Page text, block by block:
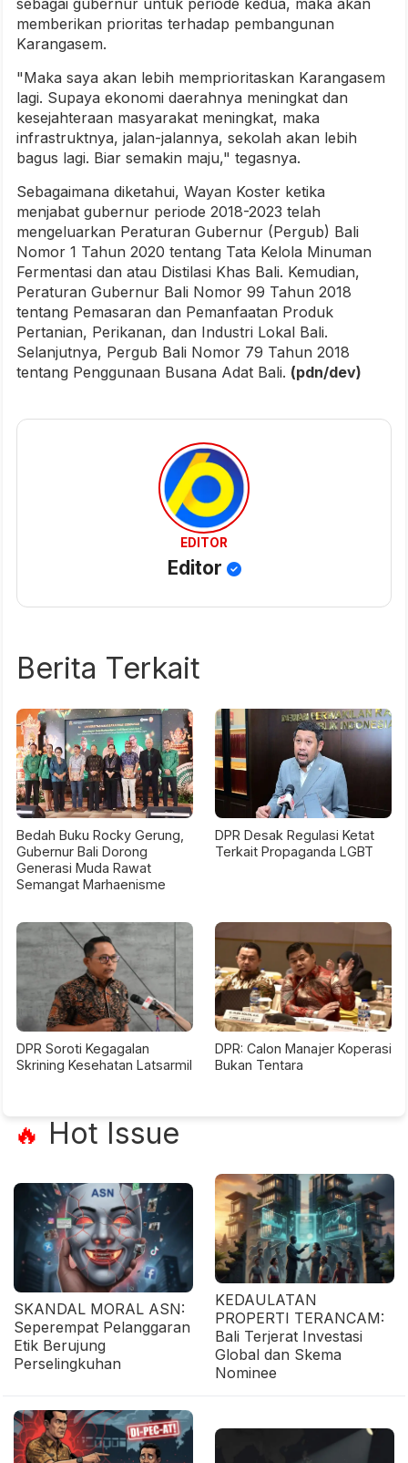
sebagai gubernur untuk periode kedua, maka akan
memberikan prioritas terhadap pembangunan
Karangasem.
"Maka saya akan lebih memprioritaskan Karangasem
lagi. Supaya ekonomi daerahnya meningkat dan
kesejahteraan masyarakat meningkat, maka
infrastruktnya, jalan-jalannya, sekolah akan lebih
bagus lagi. Biar semakin maju," tegasnya.
Sebagaimana diketahui, Wayan Koster ketika
menjabat gubernur periode 2018-2023 telah
mengeluarkan Peraturan Gubernur (Pergub) Bali
Nomor 1 Tahun 2020 tentang Tata Kelola Minuman
Fermentasi dan atau Distilasi Khas Bali. Kemudian,
Peraturan Gubernur Bali Nomor 99 Tahun 2018
tentang Pemasaran dan Pemanfaatan Produk
Pertanian, Perikanan, dan Industri Lokal Bali.
Selanjutnya, Pergub Bali Nomor 79 Tahun 2018
tentang Penggunaan Busana Adat Bali. (pdn/dev)
EDITOR
Editor
Berita Terkait
Bedah Buku Rocky Gerung,
Gubernur Bali Dorong
Generasi Muda Rawat
Semangat Marhaenisme
DPR Desak Regulasi Ketat
Terkait Propaganda LGBT
DPR Soroti Kegagalan
Skrining Kesehatan Latsarmil
DPR: Calon Manajer Koperasi
Bukan Tentara
🔥 Hot Issue
SKANDAL MORAL ASN:
Seperempat Pelanggaran
Etik Berujung
Perselingkuhan
KEDAULATAN
PROPERTI TERANCAM:
Bali Terjerat Investasi
Global dan Skema
Nominee